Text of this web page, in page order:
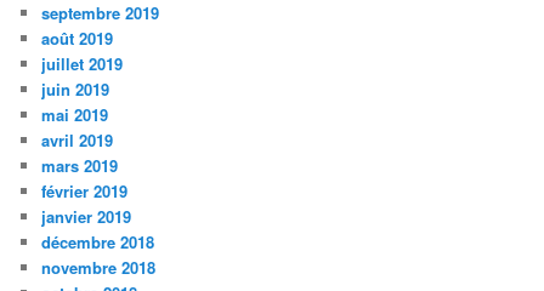
septembre 2019
août 2019
juillet 2019
juin 2019
mai 2019
avril 2019
mars 2019
février 2019
janvier 2019
décembre 2018
novembre 2018